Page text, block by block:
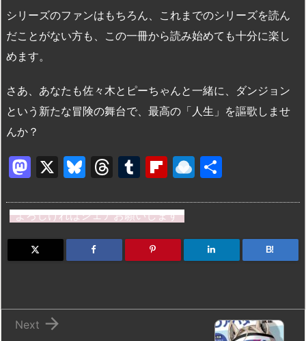
シリーズのファンはもちろん、これまでのシリーズを読ん
だことがない方も、この一冊から読み始めても十分に楽し
めます。
さあ、あなたも佐々木とピーちゃんと一緒に、ダンジョン
という新たな冒険の舞台で、最高の「人生」を謳歌しませ
んか？
M
st
o
d
X
Bl
e
s
k
T
e
a
d
T
m
bl
r
Fl
b
o
ar
R
n
dr
o
よろしければシェアお願いします
B!

Next